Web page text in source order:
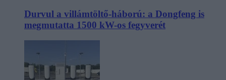
Durvul a villámtöltő-háború: a Dongfeng is
megmutatta 1500 kW-os fegyverét